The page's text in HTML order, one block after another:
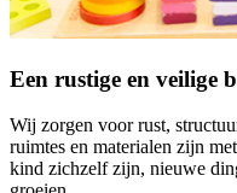
Een rustige en veilige
Wij zorgen voor rust,
ruimtes en materialen zijn
kind zichzelf zijn, nieuwe